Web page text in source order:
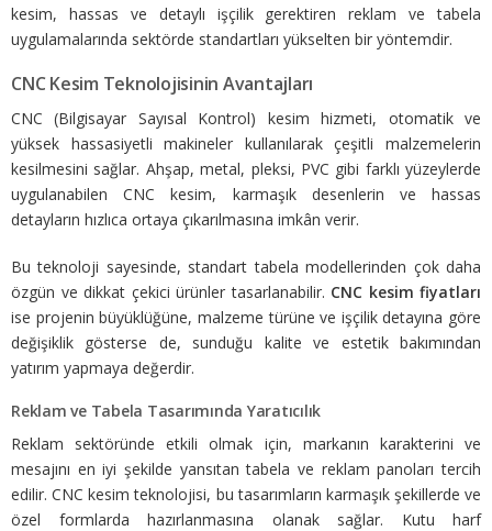
kesim, hassas ve detaylı işçilik gerektiren reklam ve tabela
uygulamalarında sektörde standartları yükselten bir yöntemdir.
CNC Kesim Teknolojisinin Avantajları
CNC (Bilgisayar Sayısal Kontrol) kesim hizmeti, otomatik ve
yüksek hassasiyetli makineler kullanılarak çeşitli malzemelerin
kesilmesini sağlar. Ahşap, metal, pleksi, PVC gibi farklı yüzeylerde
uygulanabilen CNC kesim, karmaşık desenlerin ve hassas
detayların hızlıca ortaya çıkarılmasına imkân verir.
Bu teknoloji sayesinde, standart tabela modellerinden çok daha
özgün ve dikkat çekici ürünler tasarlanabilir. CNC kesim fiyatları
ise projenin büyüklüğüne, malzeme türüne ve işçilik detayına göre
değişiklik gösterse de, sunduğu kalite ve estetik bakımından
yatırım yapmaya değerdir.
Reklam ve Tabela Tasarımında Yaratıcılık
Reklam sektöründe etkili olmak için, markanın karakterini ve
mesajını en iyi şekilde yansıtan tabela ve reklam panoları tercih
edilir. CNC kesim teknolojisi, bu tasarımların karmaşık şekillerde ve
özel formlarda hazırlanmasına olanak sağlar. Kutu harf